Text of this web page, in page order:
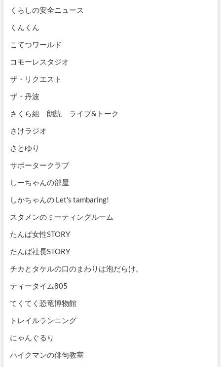
くらしの安全ニュース
くんくん
こてつワールド
コモーレスタジオ
ザ・リクエスト
ザ・丹波
さくら組 朗読 ライブ&トーク
さけラジオ
さとゆり
サポータークラブ
しーちゃんの部屋
しかちゃんの Let's tambaring!
スタメンのミーティングルーム
たんば女性STORY
たんば社長STORY
チカとタケルの口のまわりは泡だらけ。
ティータイム805
てくてく恐竜博物館
トレイルランニング
にゃんぐるり
ハイクマンの俳句教室